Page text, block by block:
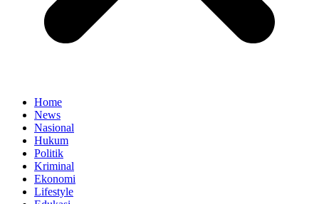
Home
News
Nasional
Hukum
Politik
Kriminal
Ekonomi
Lifestyle